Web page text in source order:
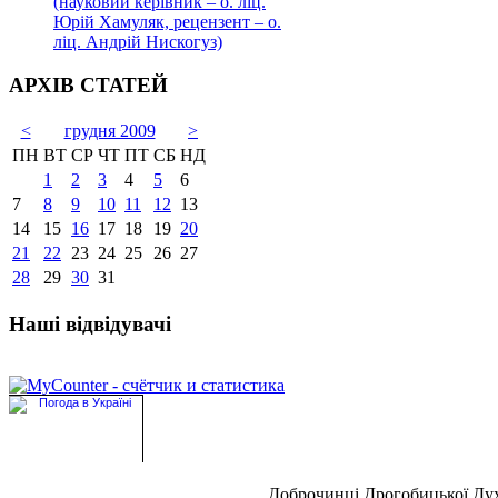
Юрій Хамуляк, рецензент – о.
ліц. Андрій Нискогуз)
АРХІВ СТАТЕЙ
< грудня 2009
>
ПН ВТ СР ЧТ ПТ СБ НД
1
2 3 4 5
6
7
8 9 10 11 12 13
14
15 16 17 18 19 20
21
22 23 24 25 26 27
28
29 30 31
Наші відвідувачі
Доброчинці Дрогобицької